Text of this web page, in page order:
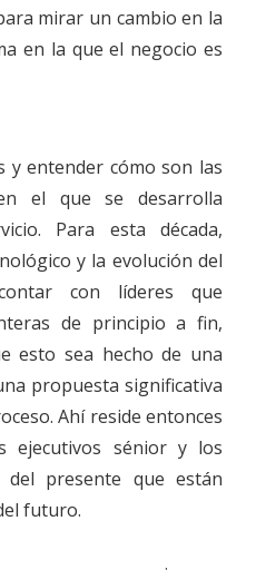
mirar un cambio en la
en la que el negocio es
y entender cómo son las
el que se desarrolla
Para esta década,
y la evolución del
con líderes que
de principio a fin,
esto sea hecho de una
propuesta significativa
Ahí reside entonces
ejecutivos sénior y los
del presente que están
futuro.